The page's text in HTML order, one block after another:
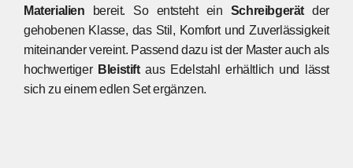
Materialien bereit. So entsteht ein Schreibgerätder
gehobenen Klasse, das Stil, Komfort und Zuverlässigkeit
miteinander vereint. Passend dazu ist der Master auch als
hochwertiger Bleistiftaus Edelstahl erhältlich und lässt
sich zu einem edlen Set ergänzen.